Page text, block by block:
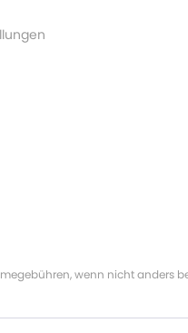
wenn nicht anders